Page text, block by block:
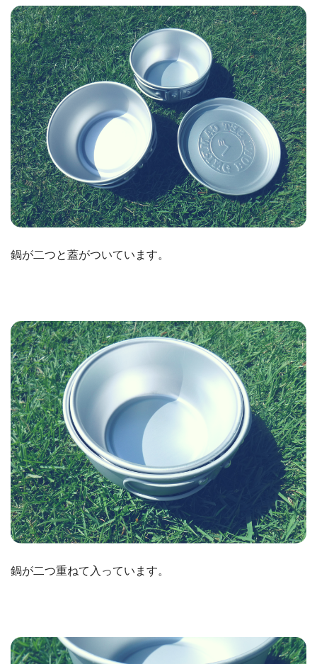
鍋が二つと蓋がついています。
鍋が二つ重ねて入っています。